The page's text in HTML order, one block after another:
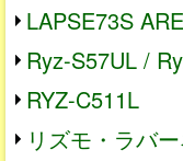
LAPSE73S
Ryz-S57UL /
RYZ-C511L
リズモ・ラバ